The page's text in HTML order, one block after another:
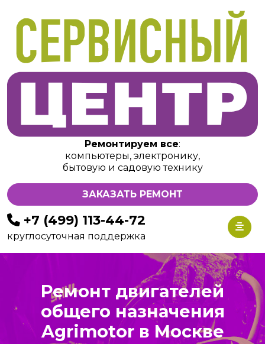
Ремонтируем все:
компьютеры, электронику,
бытовую и садовую технику
ЗАКАЗАТЬ РЕМОНТ
+7 (499) 113-44-72
круглосуточная поддержка
Ремонт двигателей
общего назначения
Agrimotor в Москве